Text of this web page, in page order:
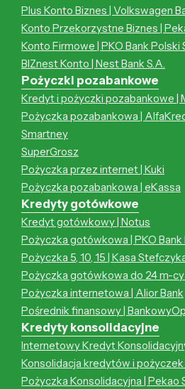
Plus Konto Biznes | Volkswagen
Konto Przekorzystne Biznes |
Konto Firmowe | PKO Bank Polski
BIZnest Konto | Nest Bank S.A.
Pożyczki pozabankowe
Kredyt i pożyczki pozabankowe |
Pożyczka pozabankowa |
Smartney
SuperGrosz
Pożyczka przez internet | Kuki
Pożyczka pozabankowa | eKassa
Kredyty gotówkowe
Kredyt gotówkowy | Notus
Pożyczka gotówkowa | PKO Bank
Pożyczka 5, 10, 15 | Kasa
Pożyczka gotówkowa do 24 m-cy
Pożyczka internetowa | Alior Bank
Pośrednik finansowy |
Kredyty konsolidacyjne
Internetowy Kredyt
Konsolidacja kredytów i
Pożyczka Konsolidacyjna | Pekao